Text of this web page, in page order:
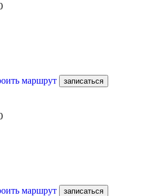
маршрут записаться
маршрут записаться